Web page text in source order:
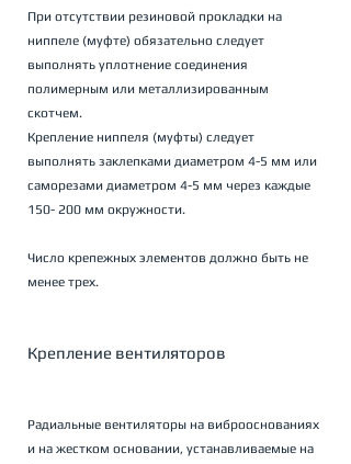
При отсутствии резиновой прокладки на
ниппеле (муфте) обязательно следует
выполнять уплотнение соединения
полимерным или металлизированным
скотчем.
Крепление ниппеля (муфты) следует
выполнять заклепками диаметром 4-5 мм или
саморезами диаметром 4-5 мм через каждые
150- 200 мм окружности.
Число крепежных элементов должно быть не
менее трех.
Крепление вентиляторов
Радиальные вентиляторы на виброоснованиях
и на жестком основании, устанавливаемые на